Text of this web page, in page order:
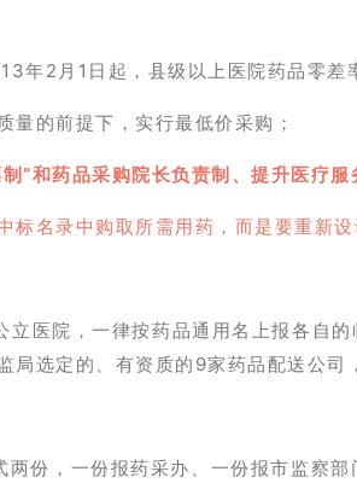
年2月1日起，县级以上医院药品零差
量的前提下，实行最低价采购；
”和药品采购院长负责制、提升医疗服
名录中购取所需用药，而是要重新
医院，一律按药品通用名上报各自
局选定的、有资质的9家药品配送公司
份，一份报药采办、一份报市监察